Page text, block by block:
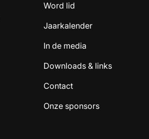
Word lid
Jaarkalender
In de media
Downloads & links
Contact
Onze sponsors